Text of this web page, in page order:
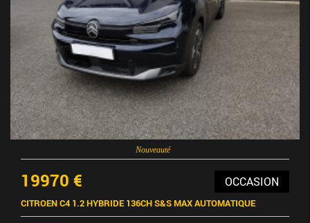
Nouveauté
19970 € OCCASION
CITROEN C4 1.2 HYBRIDE 136CH S&S MAX AUTOMATIQUE